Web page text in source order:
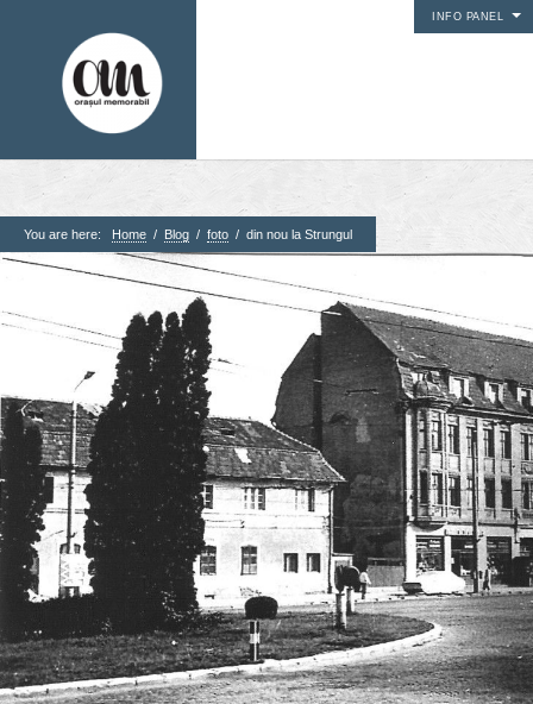
INFO PANEL
1. Pagini
Contact
Contribuie si tu
Despre proiect
Din arhiva orasului
Editii anterioare
Panorame
2. Finantatori
You are here: Home / Blog / foto / din nou la Strungul